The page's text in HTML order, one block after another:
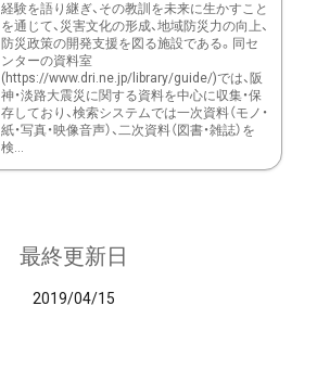
経験を語り継ぎ、その教訓を未来に生かすこと
を通じて、災害文化の形成、地域防災力の向上、
防災政策の開発支援を図る施設である。同セ
ンターの資料室
(https://www.dri.ne.jp/library/guide/)では、阪
神・淡路大震災に関する資料を中心に収集・保
存しており、検索システムでは一次資料（モノ・
紙・写真・映像音声）、二次資料（図書・雑誌）を
検...
最終更新日
2019/04/15